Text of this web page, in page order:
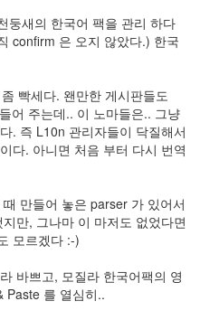
둥새의 한국어 팩을 관리 하다
confirm 은 오지 않았다.) 한국
빡세다. 왠만한 게시판들도
어 주는데.. 이 노마들은.. 그냥
. 즉 L10n 관리자들이 닥질해서
다. 아니면 처음 부터 다시 번역
만들어 놓은 parser 가 있어서
만, 그나마 이 마저도 없었다면
모르겠다 :-)
바쁘고, 모질라 한국어팩의 영
Paste 를 열심히..